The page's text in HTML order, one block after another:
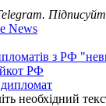
News
з РФ
РФ
дипломат
необхідний